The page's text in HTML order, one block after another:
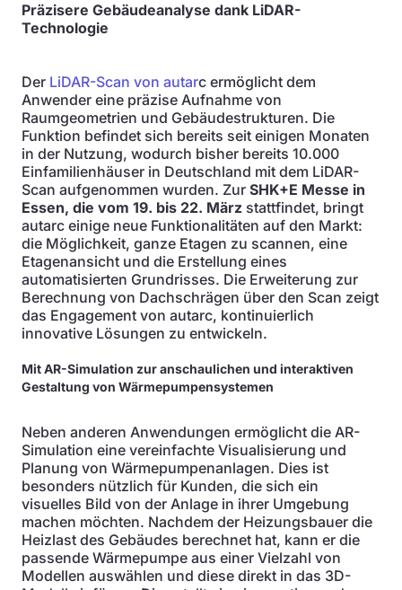
Präzisere Gebäudeanalyse dank LiDAR-
Technologie
Der LiDAR-Scan von autarc ermöglicht dem
Anwender eine präzise Aufnahme von
Raumgeometrien und Gebäudestrukturen. Die
Funktion befindet sich bereits seit einigen Monaten
in der Nutzung, wodurch bisher bereits 10.000
Einfamilienhäuser in Deutschland mit dem LiDAR-
Scan aufgenommen wurden. Zur SHK+E Messe in
Essen, die vom 19. bis 22. März stattfindet, bringt
autarc einige neue Funktionalitäten auf den Markt:
die Möglichkeit, ganze Etagen zu scannen, eine
Etagenansicht und die Erstellung eines
automatisierten Grundrisses. Die Erweiterung zur
Berechnung von Dachschrägen über den Scan zeigt
das Engagement von autarc, kontinuierlich
innovative Lösungen zu entwickeln.
Mit AR-Simulation zur anschaulichen und interaktiven
Gestaltung von Wärmepumpensystemen
Neben anderen Anwendungen ermöglicht die AR-
Simulation eine vereinfachte Visualisierung und
Planung von Wärmepumpenanlagen. Dies ist
besonders nützlich für Kunden, die sich ein
visuelles Bild von der Anlage in ihrer Umgebung
machen möchten. Nachdem der Heizungsbauer die
Heizlast des Gebäudes berechnet hat, kann er die
passende Wärmepumpe aus einer Vielzahl von
Modellen auswählen und diese direkt in das 3D-